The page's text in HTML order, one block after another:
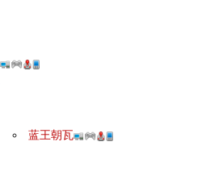
蓝王朝瓦